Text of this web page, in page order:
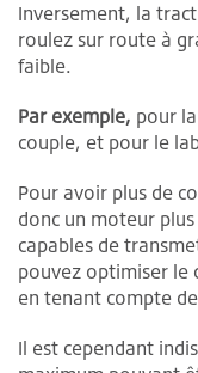
Inversement, la
roulez sur route à
faible.
Par exemple, pour
couple, et pour le
Pour avoir plus de
donc un moteur
capables de
pouvez optimiser le
en tenant compte
Il est cependant